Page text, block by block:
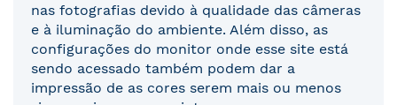
nas fotografias devido à qualidade das câmeras
e à iluminação do ambiente. Além disso, as
configurações do monitor onde esse site está
sendo acessado também podem dar a
impressão de as cores serem mais ou menos